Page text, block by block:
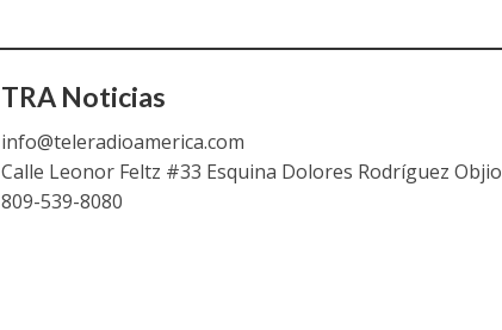
TRA Noticias
info@teleradioamerica.com
Calle Leonor Feltz #33 Esquina Dolores Rodríguez Objio
809-539-8080